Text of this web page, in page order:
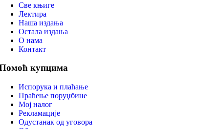
Све књиге
Лектира
Наша издања
Остала издања
О нама
Контакт
купцима
Испорука и плаћање
Праћење поруџбине
Мој налог
Рекламације
Одустанак од уговора